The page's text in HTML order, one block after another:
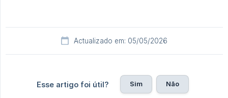
Actualizado em: 05/05/2026
Esse artigo foi útil? Sim Não